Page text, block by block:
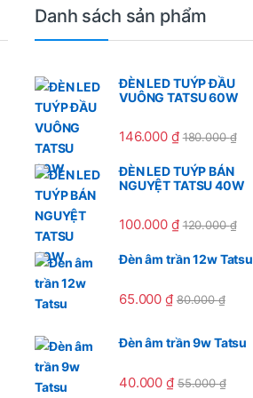
Danh sách sản phẩm
ĐÈN LED TUÝP ĐẦU
VUÔNG TATSU 60W
146.000 ₫ 180.000₫
ĐÈN LED TUÝP BÁN
NGUYỆT TATSU 40W
100.000 ₫ 120.000₫
Đèn âm trần 12w Tatsu
65.000₫ 80.000₫
Đèn âm trần 9w Tatsu
40.000₫ 55.000₫